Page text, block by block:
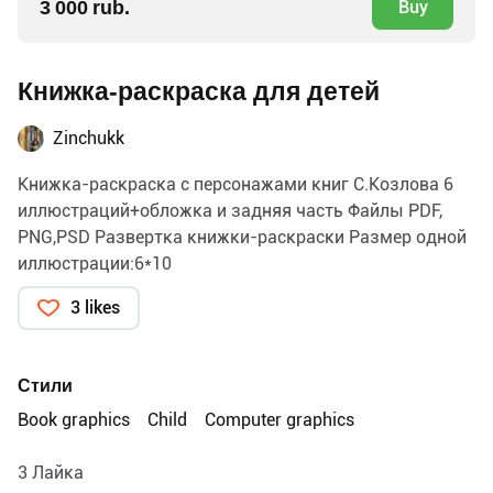
3 000 rub. Buy
Книжка-раскраска для детей
Zinchukk
Книжка-раскраска с персонажами книг С.Козлова 6
иллюстраций+обложка и задняя часть Файлы PDF,
PNG,PSD Развертка книжки-раскраски Размер одной
иллюстрации:6*10
3 likes
Стили
Book graphics
Child Computer graphics
3 Лайка